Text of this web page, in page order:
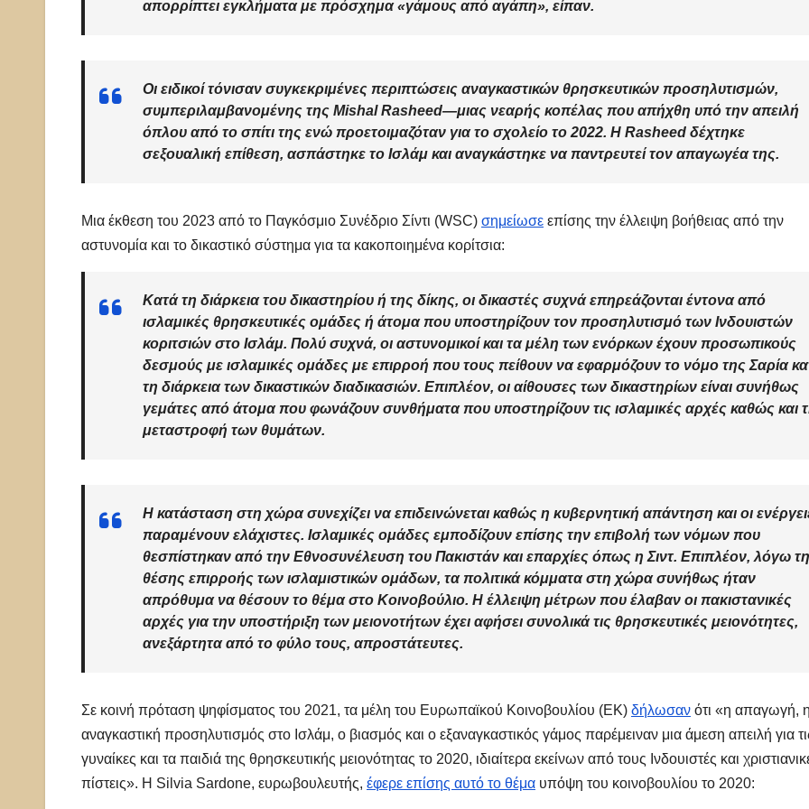
απορρίπτει εγκλήματα με πρόσχημα «γάμους από αγάπη», είπαν.
Οι ειδικοί τόνισαν συγκεκριμένες περιπτώσεις αναγκαστικών θρησκευτικών προσηλυτισμών,
συμπεριλαμβανομένης της Mishal Rasheed—μιας νεαρής κοπέλας που απήχθη υπό την απειλή
όπλου από το σπίτι της ενώ προετοιμαζόταν για το σχολείο το 2022. Η Rasheed δέχτηκε
σεξουαλική επίθεση, ασπάστηκε το Ισλάμ και αναγκάστηκε να παντρευτεί τον απαγωγέα της.
Μια έκθεση του 2023 από το Παγκόσμιο Συνέδριο Σίντι (WSC) σημείωσε επίσης την έλλειψη βοήθειας από την
αστυνομία και το δικαστικό σύστημα για τα κακοποιημένα κορίτσια:
Κατά τη διάρκεια του δικαστηρίου ή της δίκης, οι δικαστές συχνά επηρεάζονται έντονα από
ισλαμικές θρησκευτικές ομάδες ή άτομα που υποστηρίζουν τον προσηλυτισμό των Ινδουιστών
κοριτσιών στο Ισλάμ. Πολύ συχνά, οι αστυνομικοί και τα μέλη των ενόρκων έχουν προσωπικούς
δεσμούς με ισλαμικές ομάδες με επιρροή που τους πείθουν να εφαρμόζουν το νόμο της Σαρία
τη διάρκεια των δικαστικών διαδικασιών. Επιπλέον, οι αίθουσες των δικαστηρίων είναι συνήθως
γεμάτες από άτομα που φωνάζουν συνθήματα που υποστηρίζουν τις ισλαμικές αρχές καθώς και
μεταστροφή των θυμάτων.
Η κατάσταση στη χώρα συνεχίζει να επιδεινώνεται καθώς η κυβερνητική απάντηση και οι
παραμένουν ελάχιστες. Ισλαμικές ομάδες εμποδίζουν επίσης την επιβολή των νόμων που
θεσπίστηκαν από την Εθνοσυνέλευση του Πακιστάν και επαρχίες όπως η Σιντ. Επιπλέον, λόγω
θέσης επιρροής των ισλαμιστικών ομάδων, τα πολιτικά κόμματα στη χώρα συνήθως ήταν
απρόθυμα να θέσουν το θέμα στο Κοινοβούλιο. Η έλλειψη μέτρων που έλαβαν οι πακιστανικές
αρχές για την υποστήριξη των μειονοτήτων έχει αφήσει συνολικά τις θρησκευτικές μειονότητες,
ανεξάρτητα από το φύλο τους, απροστάτευτες.
Σε κοινή πρόταση ψηφίσματος του 2021, τα μέλη του Ευρωπαϊκού Κοινοβουλίου (ΕΚ) δήλωσαν ότι «η απαγωγή,
αναγκαστική προσηλυτισμός στο Ισλάμ, ο βιασμός και ο εξαναγκαστικός γάμος παρέμειναν μια άμεση απειλή για
γυναίκες και τα παιδιά της θρησκευτικής μειονότητας το 2020, ιδιαίτερα εκείνων από τους Ινδουιστές και
πίστεις». Η Silvia Sardone, ευρωβουλευτής, έφερε επίσης αυτό το θέμα υπόψη του κοινοβουλίου το 2020: